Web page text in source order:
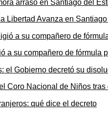
Libertad Avanza en
a su compañero de fórmula
Coro Nacional de Niños